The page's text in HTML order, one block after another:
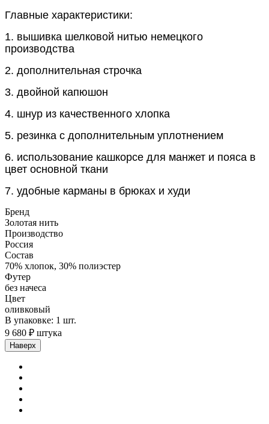
Главные характеристики:
1. вышивка шелковой нитью немецкого
производства
2. дополнительная строчка
3. двойной капюшон
4. шнур из качественного хлопка
5. резинка с дополнительным уплотнением
6. использование кашкорсе для манжет и пояса в
цвет основной ткани
7. удобные карманы в брюках и худи
Бренд
Золотая нить
Производство
Россия
Состав
70% хлопок, 30% полиэстер
Футер
без начеса
Цвет
оливковый
В упаковке: 1 шт.
9 680 ₽ штука
Наверх